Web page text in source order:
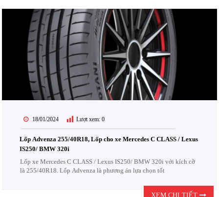
18/01/2024 Lượt xem: 0
Lốp Advenza 255/40R18, Lốp cho xe Mercedes C CLASS / Lexus
IS250/ BMW 320i
Lốp xe Mercedes C CLASS / Lexus IS250/ BMW 320i với kích cỡ
là 255/40R18. Lốp Advenza là phương án lựa chọn tốt
XEM CHI TIẾT